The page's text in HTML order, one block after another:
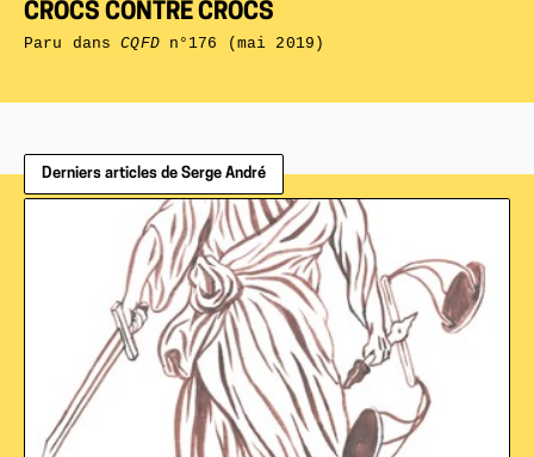
CROCS CONTRE CROCS
Paru dansCQFDn°176 (mai 2019)
Derniers articles de Serge André